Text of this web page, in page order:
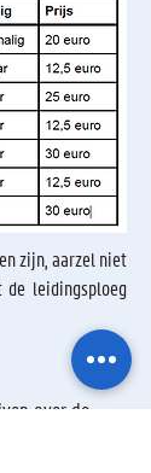
zijn, aarzel niet
leidingsploeg
over de